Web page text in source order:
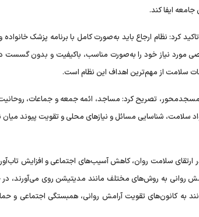
ایفا کند.
کرد: نظام ارجاع باید به‌صورت کامل با برنامه پزشک خانواده
مورد نیاز خود را به‌صورت مناسب، باکیفیت و بدون گسست
سلامت از مهم‌ترین اهداف این نظام است.
تصریح کرد: مساجد، ائمه جمعه و جماعات،
سلامت، شناسایی مسائل و نیازهای محلی و تقویت پیوند میان
ارتقای سلامت روان، کاهش آسیب‌های اجتماعی و افزایش
روانی به روش‌های مختلف مانند مدیتیشن روی می‌آورند، در
به کانون‌های تقویت آرامش روانی، همبستگی اجتماعی و